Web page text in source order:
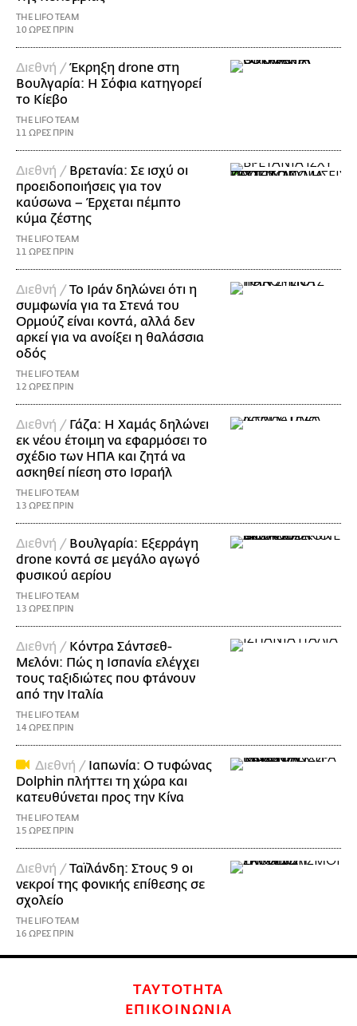
THE LIFO TEAM
10 ΩΡΕΣ ΠΡΙΝ
Διεθνή /Έκρηξη drone στη
Βουλγαρία: Η Σόφια κατηγορεί
το Κίεβο
THE LIFO TEAM
11 ΩΡΕΣ ΠΡΙΝ
Διεθνή / Βρετανία: Σε ισχύ οι
προειδοποιήσεις για τον
καύσωνα – Έρχεται πέμπτο
κύμα ζέστης
THE LIFO TEAM
11 ΩΡΕΣ ΠΡΙΝ
Διεθνή /Το Ιράν δηλώνει ότι η
συμφωνία για τα Στενά του
Ορμούζ είναι κοντά, αλλά δεν
αρκεί για να ανοίξει η θαλάσσια
οδός
THE LIFO TEAM
12 ΩΡΕΣ ΠΡΙΝ
Διεθνή / Γάζα: Η Χαμάς δηλώνει
εκ νέου έτοιμη να εφαρμόσει το
σχέδιο των ΗΠΑ και ζητά να
ασκηθεί πίεση στο Ισραήλ
THE LIFO TEAM
13 ΩΡΕΣ ΠΡΙΝ
Διεθνή / Βουλγαρία: Εξερράγη
drone κοντά σε μεγάλο αγωγό
φυσικού αερίου
THE LIFO TEAM
13 ΩΡΕΣ ΠΡΙΝ
Διεθνή / Κόντρα Σάντσεθ-
Μελόνι: Πώς η Ισπανία ελέγχει
τους ταξιδιώτες που φτάνουν
από την Ιταλία
THE LIFO TEAM
14 ΩΡΕΣ ΠΡΙΝ
Διεθνή / Ιαπωνία: Ο τυφώνας
Dolphin πλήττει τη χώρα και
κατευθύνεται προς την Κίνα
THE LIFO TEAM
15 ΩΡΕΣ ΠΡΙΝ
Διεθνή /Ταϊλάνδη: Στους 9 οι
νεκροί της φονικής επίθεσης σε
σχολείο
THE LIFO TEAM
16 ΩΡΕΣ ΠΡΙΝ
ΤΑΥΤΟΤΗΤΑ
ΕΠΙΚΟΙΝΩΝΙΑ